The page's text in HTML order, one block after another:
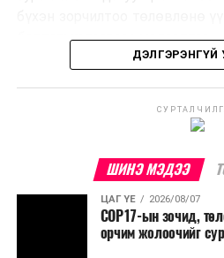
улсад өргөн ашиглаж байна.
бодлогын газраас мэдээллээ.
ДЭЛГЭРЭНГҮЙ
ШИНЭ МЭДЭЭ
ЦАГ ҮЕ 2026/08/07
COP17-ын зочид,
орчим жолоочийг